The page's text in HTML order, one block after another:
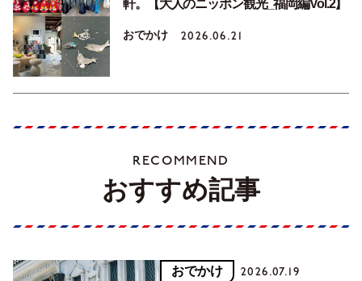
軒。【大人のニッポン観光_福岡編Vol.2】
おでかけ 2026.06.21
RECOMMEND
おすすめ記事
おでかけ 2026.07.19